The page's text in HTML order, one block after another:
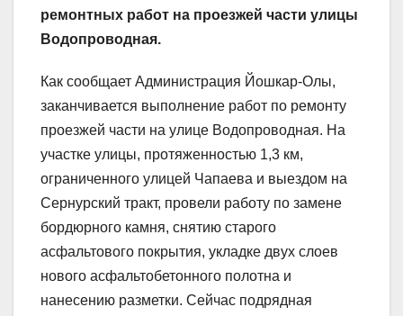
ремонтных работ на проезжей части улицы
Водопроводная.
Как сообщает Администрация Йошкар-Олы,
заканчивается выполнение работ по ремонту
проезжей части на улице Водопроводная. На
участке улицы, протяженностью 1,3 км,
ограниченного улицей Чапаева и выездом на
Сернурский тракт, провели работу по замене
бордюрного камня, снятию старого
асфальтового покрытия, укладке двух слоев
нового асфальтобетонного полотна и
нанесению разметки. Сейчас подрядная